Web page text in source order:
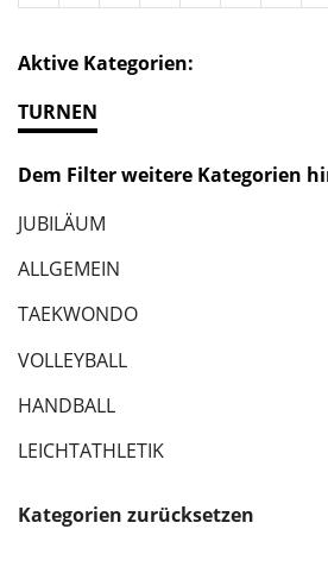
Aktive Kategorien:
TURNEN
Dem Filter weitere Kategorien
JUBILÄUM
ALLGEMEIN
TAEKWONDO
VOLLEYBALL
HANDBALL
LEICHTATHLETIK
Kategorien zurücksetzen